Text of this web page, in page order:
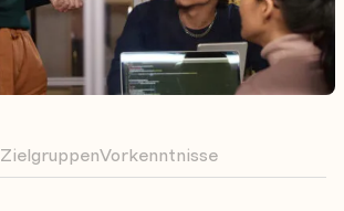
ZielgruppenVorkenntnisse